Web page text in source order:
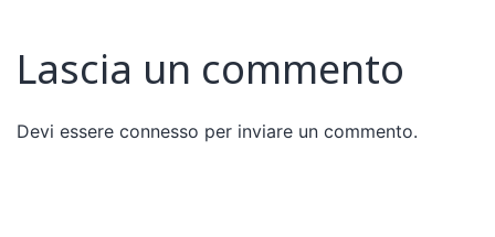
Lascia un commento
Devi essere connesso per inviare un commento.